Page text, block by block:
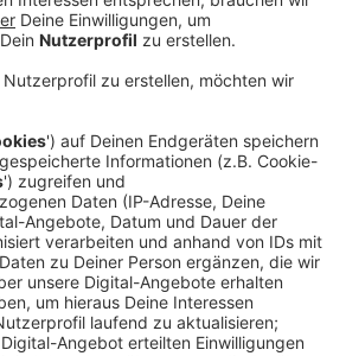
28.02.2022 11:45
Stab gebildet, der ist auf
die Stadt vom Land das Signal
Flüchtlingen aus der Ukraine
an der polnischen Grenze
viele Ukrainer auf der Flucht
Am Donnerstag war schon